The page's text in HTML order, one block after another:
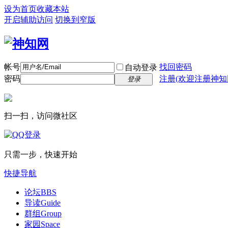
设为首页收藏本站
开启辅助访问 切换到窄版
帐号 自动登录 找回密码
密码
登录 注册(欢迎注册神
扫一扫，访问微社区
只需一步，快速开始
快捷导航
论坛BBS
导读Guide
群组Group
家园 Space